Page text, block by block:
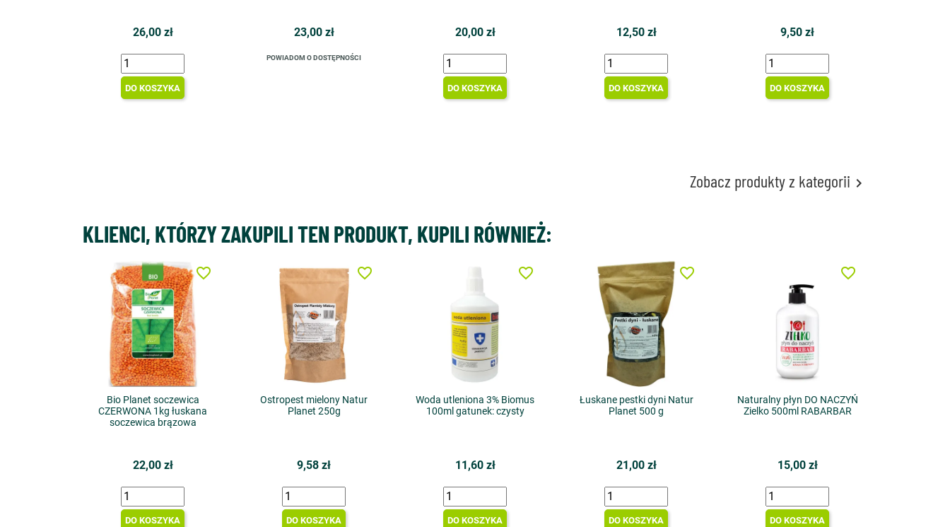
26,00 zł
DO KOSZYKA
23,00 zł
POWIADOM O DOSTĘPNOŚCI
20,00 zł
DO KOSZYKA
12,50 zł
DO KOSZYKA
9,50 zł
DO KOSZYKA
Zobacz produkty z kategorii 
KLIENCI, KTÓRZY ZAKUPILI TEN PRODUKT, KUPILI RÓWNIEŻ:
Bio Planet soczewica
CZERWONA 1kg łuskana
soczewica brązowa
22,00 zł
DO KOSZYKA
favorite_border
Ostropest mielony Natur
Planet 250g
9,58 zł
DO KOSZYKA
favorite_border
Woda utleniona 3% Biomus
100ml gatunek: czysty
11,60 zł
DO KOSZYKA
favorite_border
Łuskane pestki dyni Natur
Planet 500 g
21,00 zł
DO KOSZYKA
favorite_border
Naturalny płyn DO NACZYŃ
Zielko 500ml RABARBAR
15,00 zł
DO KOSZYKA
favorite_border